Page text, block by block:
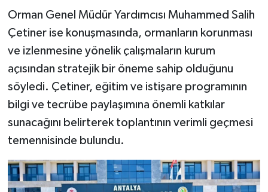
Orman Genel Müdür Yardımcısı Muhammed Salih
Çetiner ise konuşmasında, ormanların korunması
ve izlenmesine yönelik çalışmaların kurum
açısından stratejik bir öneme sahip olduğunu
söyledi. Çetiner, eğitim ve istişare programının
bilgi ve tecrübe paylaşımına önemli katkılar
sunacağını belirterek toplantının verimli geçmesi
temennisinde bulundu.